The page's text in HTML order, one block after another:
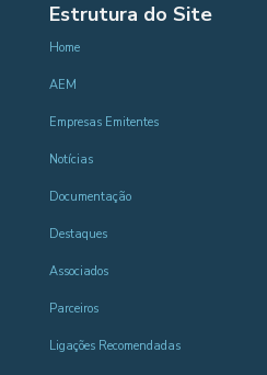
Estrutura do Site
Home
AEM
Empresas Emitentes
Notícias
Documentação
Destaques
Associados
Parceiros
Ligações Recomendadas